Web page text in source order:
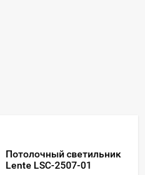
Потолочный светильник
Lente LSC-2507-01